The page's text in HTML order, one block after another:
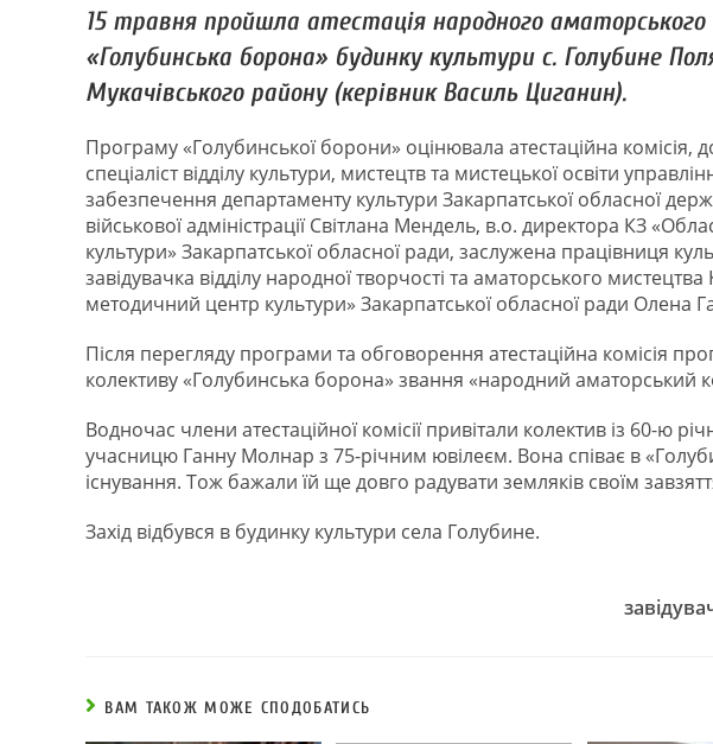
15 травня пройшла атестація народного
«Голубинська борона» будинку культури с. Голубине
Мукачівського району (керівник Василь Циганин).
Програму «Голубинської борони» оцінювала атестаційна комісія,
спеціаліст відділу культури, мистецтв та мистецької освіти
забезпечення департаменту культури Закарпатської обласної
військової адміністрації Світлана Мендель, в.о. директора КЗ
культури» Закарпатської обласної ради, заслужена працівниця
завідувачка відділу народної творчості та аматорського
методичний центр культури» Закарпатської обласної ради Олена
Після перегляду програми та обговорення атестаційна комісія
колективу «Голубинська борона» звання «народний аматорський
Водночас члени атестаційної комісії привітали колектив із 60-ю
учасницю Ганну Молнар з 75-річним ювілеєм. Вона співає в
існування. Тож бажали їй ще довго радувати земляків своїм
Захід відбувся в будинку культури села Голубине.
ВАМ ТАКОЖ МОЖЕ СПОДОБАТИСЬ